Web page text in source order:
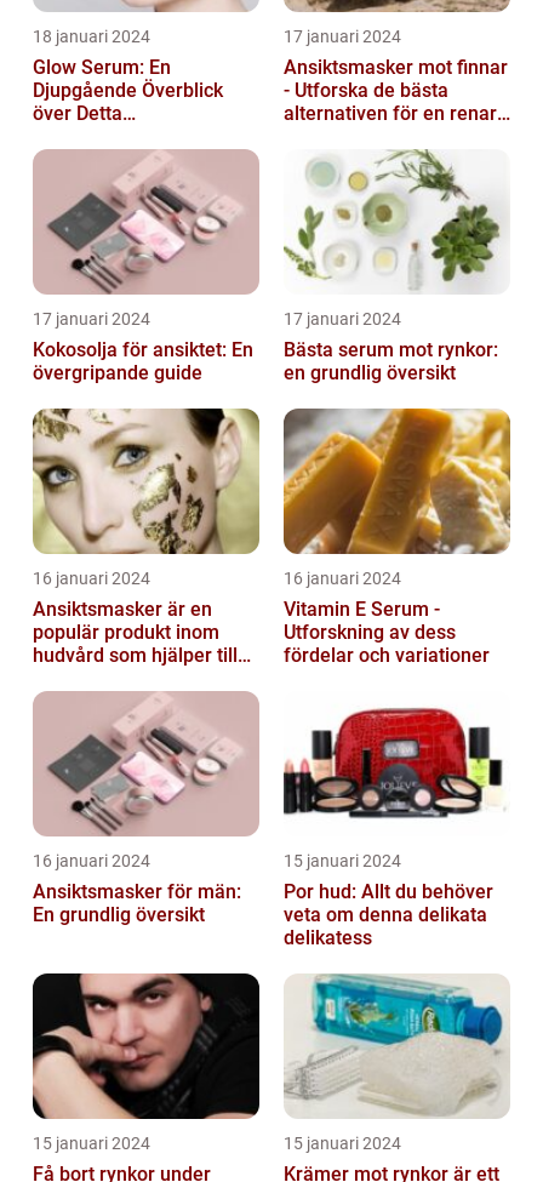
18 januari 2024
Glow Serum: En
Djupgående Överblick
över Detta
17 januari 2024
Ansiktsmasker mot finnar
- Utforska de bästa
alternativen för en renare
17 januari 2024
Kokosolja för ansiktet: En
övergripande guide
17 januari 2024
Bästa serum mot rynkor:
en grundlig översikt
16 januari 2024
Ansiktsmasker är en
populär produkt inom
hudvård som hjälper till
näring åt hud...
16 januari 2024
Vitamin E Serum -
Utforskning av dess
fördelar och variationer
16 januari 2024
Ansiktsmasker för män:
En grundlig översikt
15 januari 2024
Por hud: Allt du behöver
veta om denna delikata
delikatess
15 januari 2024
Få bort rynkor under
15 januari 2024
Krämer mot rynkor är ett